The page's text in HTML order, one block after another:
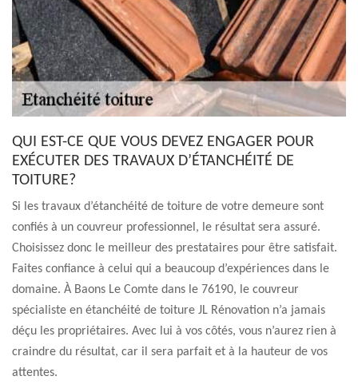
QUI EST-CE QUE VOUS DEVEZ ENGAGER POUR
EXÉCUTER DES TRAVAUX D’ÉTANCHÉITÉ DE
TOITURE?
Si les travaux d’étanchéité de toiture de votre demeure sont
confiés à un couvreur professionnel, le résultat sera assuré.
Choisissez donc le meilleur des prestataires pour être satisfait.
Faites confiance à celui qui a beaucoup d’expériences dans le
domaine. À Baons Le Comte dans le 76190, le couvreur
spécialiste en étanchéité de toiture JL Rénovation n’a jamais
déçu les propriétaires. Avec lui à vos côtés, vous n’aurez rien à
craindre du résultat, car il sera parfait et à la hauteur de vos
attentes.